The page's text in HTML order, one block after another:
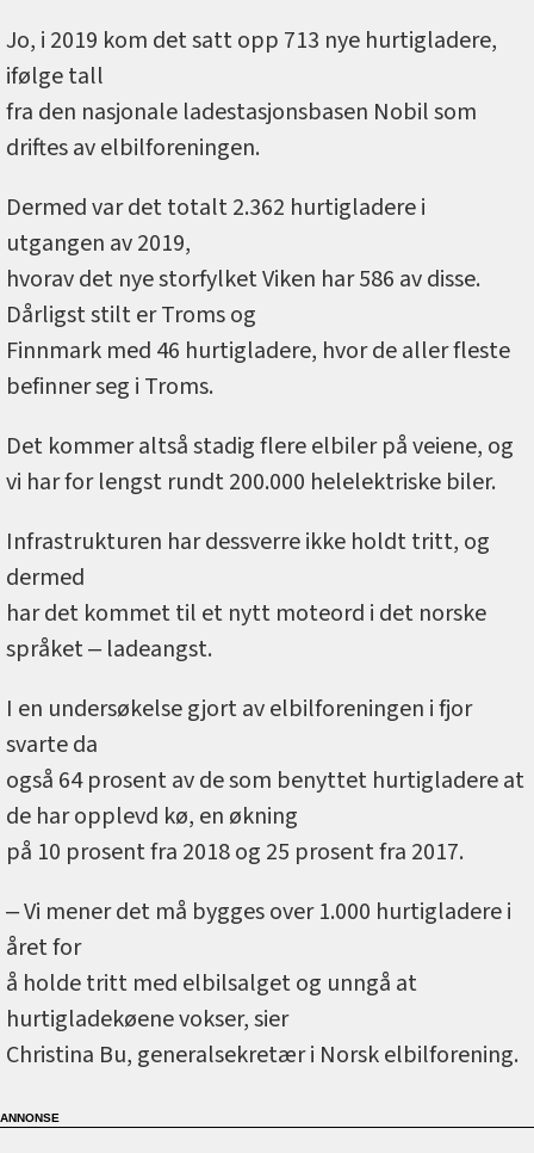
Jo, i 2019 kom det satt opp 713 nye hurtigladere,
ifølge tall
fra den nasjonale ladestasjonsbasen Nobil som
driftes av elbilforeningen.
Dermed var det totalt 2.362 hurtigladere i
utgangen av 2019,
hvorav det nye storfylket Viken har 586 av disse.
Dårligst stilt er Troms og
Finnmark med 46 hurtigladere, hvor de aller fleste
befinner seg i Troms.
Det kommer altså stadig flere elbiler på veiene, og
vi har for lengst rundt 200.000 helelektriske biler.
Infrastrukturen har dessverre ikke holdt tritt, og
dermed
har det kommet til et nytt moteord i det norske
språket ‒ ladeangst.
I en undersøkelse gjort av elbilforeningen i fjor
svarte da
også 64 prosent av de som benyttet hurtigladere at
de har opplevd kø, en økning
på 10 prosent fra 2018 og 25 prosent fra 2017.
‒ Vi mener det må bygges over 1.000 hurtigladere i
året for
å holde tritt med elbilsalget og unngå at
hurtigladekøene vokser, sier
Christina Bu, generalsekretær i Norsk elbilforening.